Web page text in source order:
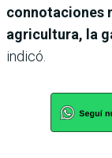
connotaciones
agricultura, la
indicó.